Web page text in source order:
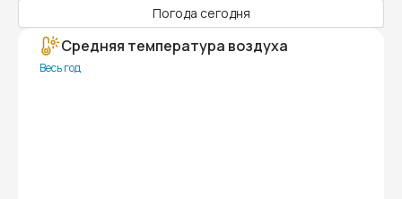
Погода сегодня
Средняя температура воздуха
Весь год